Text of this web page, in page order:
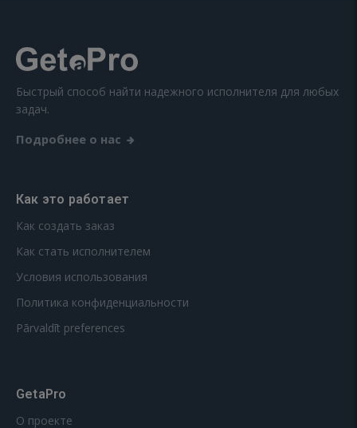
Быстрый способ найти надежного исполнителя для любых
задач.
Подробнее о нас
Как это работает
Как создать заказ
Как стать исполнителем
Условия использования
Политика конфиденциальности
Pārvaldīt preferences
GetaPro
О проекте